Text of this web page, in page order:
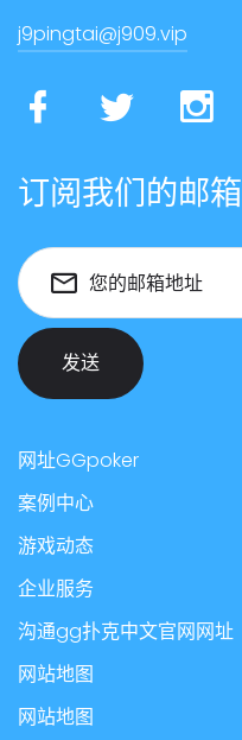
j9pingtai@j909.vip
订阅我们的邮箱
您的邮箱地址
发送
网址GGpoker
案例中心
游戏动态
企业服务
沟通gg扑克中文官网网址
网站地图
网站地图